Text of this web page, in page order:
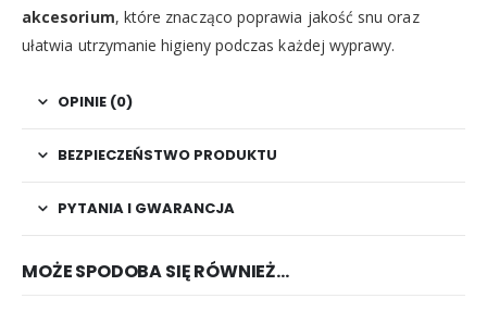
akcesorium, które znacząco poprawia jakość snu oraz
ułatwia utrzymanie higieny podczas każdej wyprawy.
OPINIE (0)
BEZPIECZEŃSTWO PRODUKTU
PYTANIA I GWARANCJA
MOŻE SPODOBA SIĘ RÓWNIEŻ…